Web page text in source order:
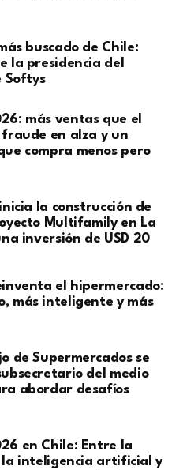
buscado de Chile:
la presidencia del
Softys
más ventas que el
fraude en alza y un
compra menos pero
la construcción de
Multifamily en La
inversión de USD 20
el hipermercado:
más inteligente y más
de Supermercados se
del medio
abordar desafíos
en Chile: Entre la
la inteligencia artificial y